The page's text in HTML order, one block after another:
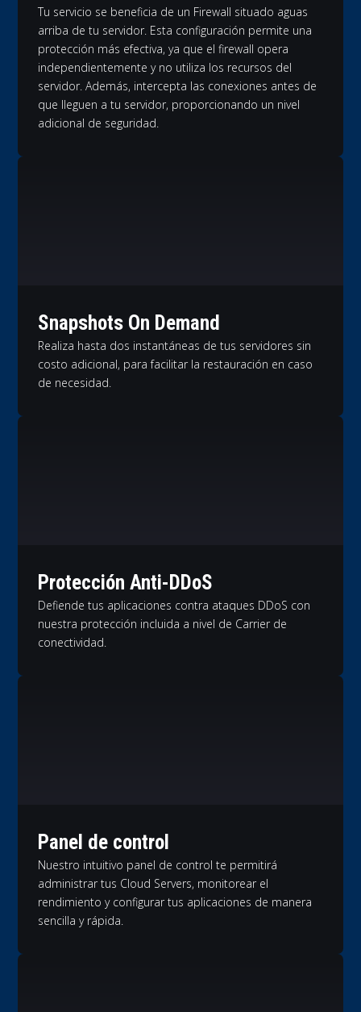
Tu servicio se beneficia de un Firewall situado aguas
arriba de tu servidor. Esta configuración permite una
protección más efectiva, ya que el firewall opera
independientemente y no utiliza los recursos del
servidor. Además, intercepta las conexiones antes de
que lleguen a tu servidor, proporcionando un nivel
adicional de seguridad.
Snapshots On Demand
Realiza hasta dos instantáneas de tus servidores sin
costo adicional, para facilitar la restauración en caso
de necesidad.
Protección Anti-DDoS
Defiende tus aplicaciones contra ataques DDoS con
nuestra protección incluida a nivel de Carrier de
conectividad.
Panel de control
Nuestro intuitivo panel de control te permitirá
administrar tus Cloud Servers, monitorear el
rendimiento y configurar tus aplicaciones de manera
sencilla y rápida.